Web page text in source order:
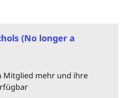
(No longer a
Mitglied mehr und ihre